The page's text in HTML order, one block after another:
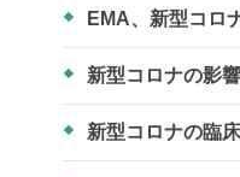
EMA、新型コロ
新型コロナの影
新型コロナの臨